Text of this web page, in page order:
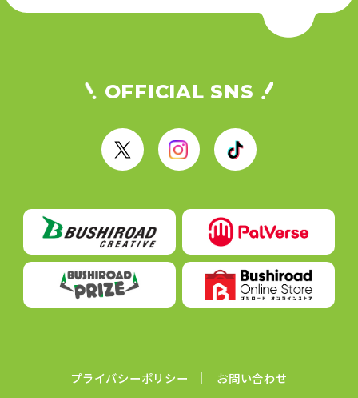
OFFICIAL SNS
X
a
m
T
k
プライバシーポリシー お問い合わせ